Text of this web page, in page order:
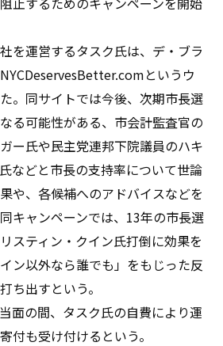
を運営するタスク氏は、デ・ブラ
というウ
。同サイトでは今後、次期市長選
る可能性がある、市会計監査官の
ー氏や民主党連邦下院議員のハキ
などと市長の支持率について世論
や、各候補へのアドバイスなどを
キャンペーンでは、13年の市長選
スティン・クイン氏打倒に効果を
ン以外なら誰でも」をもじった反
ち出すという。
面の間、タスク氏の自費により運
付も受け付けるという。